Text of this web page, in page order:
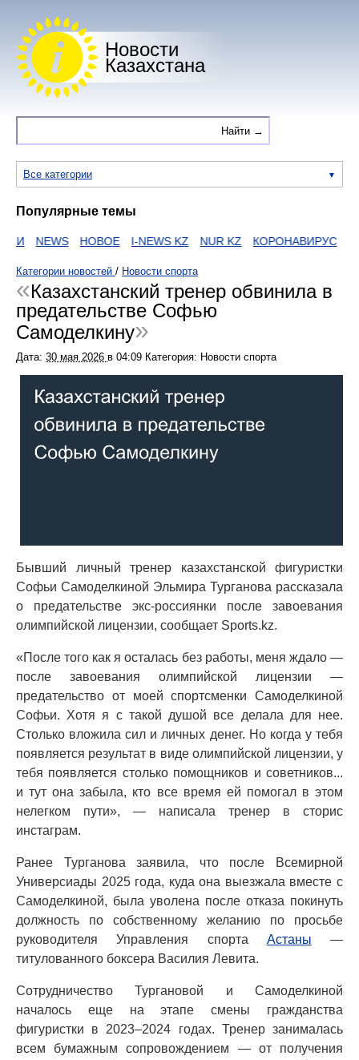
Новости
Казахстана
Все категории
Популярные темы
NEWS НОВОЕ I-NEWS KZ NUR KZ КОРОНАВИРУС
Категории новостей / Новости спорта
Казахстанский тренер обвинила в
предательстве Софью
Самоделкину
Дата: 30 мая 2026 в 04:09 Категория: Новости спорта
Бывший личный тренер казахстанской фигуристки
Софьи Самоделкиной Эльмира Турганова рассказала
о предательстве экс-россиянки после завоевания
олимпийской лицензии, сообщает Sports.kz.
«После того как я осталась без работы, меня ждало —
после завоевания олимпийской лицензии —
предательство от моей спортсменки Самоделкиной
Софьи. Хотя я с такой душой все делала для нее.
Столько вложила сил и личных денег. Но когда у тебя
появляется результат в виде олимпийской лицензии, у
тебя появляется столько помощников и советников...
и тут она забыла, кто все время ей помогал в этом
нелегком пути», — написала тренер в сторис
инстаграм.
Ранее Турганова заявила, что после Всемирной
Универсиады 2025 года, куда она выезжала вместе с
Самоделкиной, была уволена после отказа покинуть
должность по собственному желанию по просьбе
руководителя Управления спорта Астаны —
титулованного боксера Василия Левита.
Сотрудничество Тургановой и Самоделкиной
началось еще на этапе смены гражданства
фигуристки в 2023–2024 годах. Тренер занималась
всем бумажным сопровождением — от получения